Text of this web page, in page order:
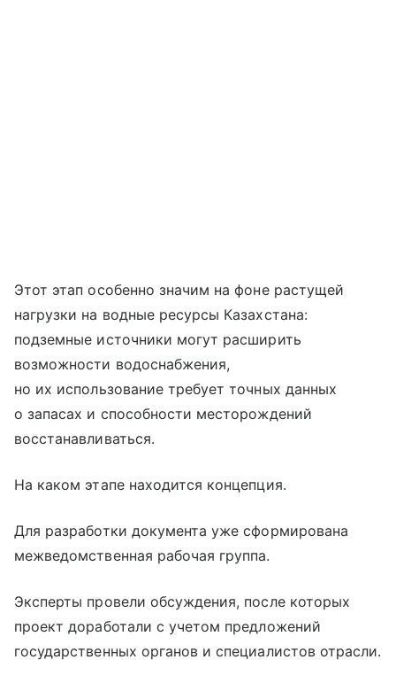
Этот этап особенно значим на фоне растущей
нагрузки на водные ресурсы Казахстана:
подземные источники могут расширить
возможности водоснабжения,
но их использование требует точных данных
о запасах и способности месторождений
восстанавливаться.
На каком этапе находится концепция.
Для разработки документа уже сформирована
межведомственная рабочая группа.
Эксперты провели обсуждения, после которых
проект доработали с учетом предложений
государственных органов и специалистов отрасли.